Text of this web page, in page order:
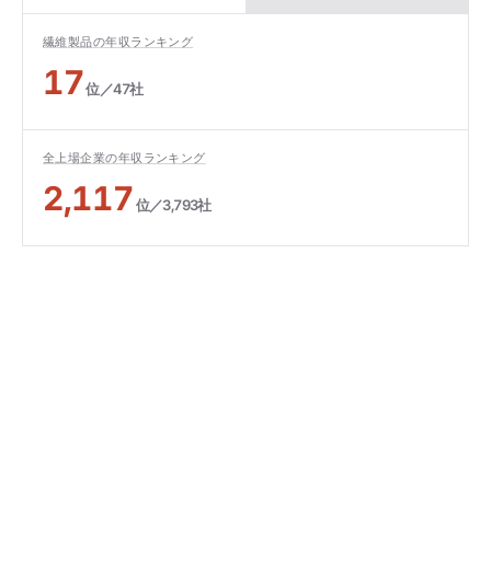
繊維製品の年収ランキング
17位／47社
全上場企業の年収ランキング
2,117位／3,793社